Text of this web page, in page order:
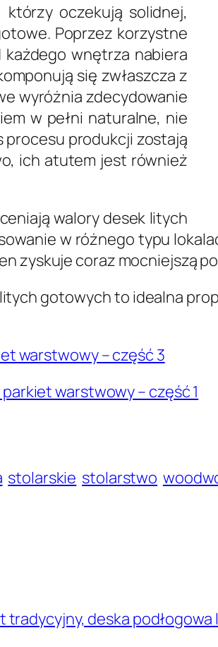
oczekują solidnej,
Poprzez korzystne
każdego wnętrza nabiera
się zwłaszcza z
wyróżnia zdecydowanie
w pełni naturalne, nie
procesu produkcji zostają
ich atutem jest również
walory desek litych
w różnego typu
zyskuje coraz mocniejszą
gotowych to idealna
warstwowy – część 3
warstwowy – część 1
stolarskie stolarstwo
tradycyjny, deska